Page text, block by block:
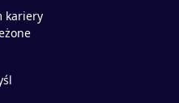
kariery